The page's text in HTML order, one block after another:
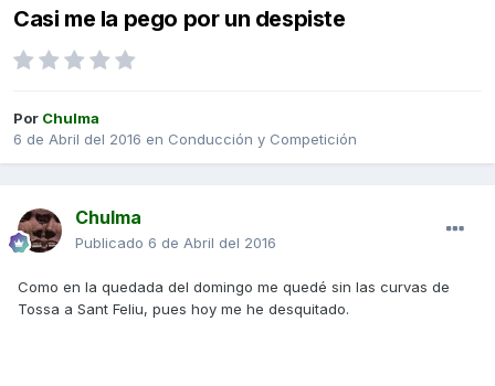
Casi me la pego por un despiste
Por Chulma
6 de Abril del 2016 en Conducción y Competición
Chulma
Publicado 6 de Abril del 2016
Como en la quedada del domingo me quedé sin las curvas de
Tossa a Sant Feliu, pues hoy me he desquitado.